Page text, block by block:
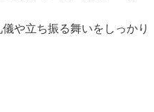
や立ち振る舞いをしっかり